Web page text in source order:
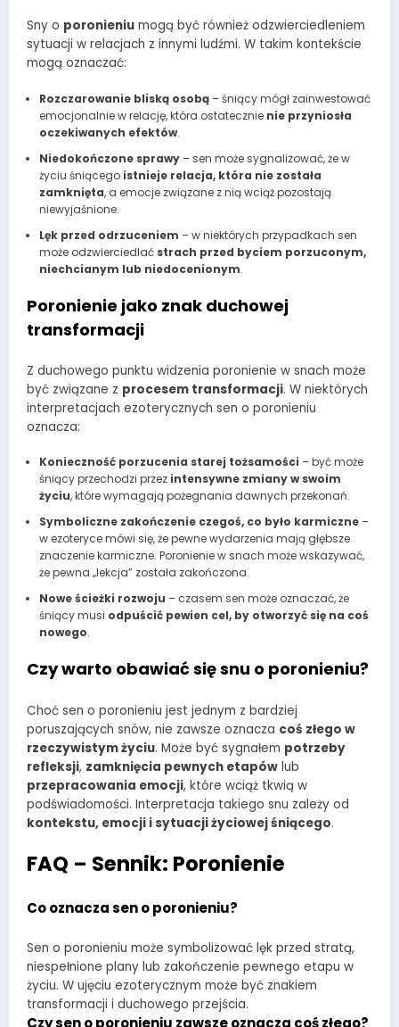
Sny o poronieniu mogą być również odzwierciedleniem
sytuacji w relacjach z innymi ludźmi. W takim kontekście
mogą oznaczać:
Rozczarowanie bliską osobą– śniący mógł zainwestować
emocjonalnie w relację, która ostatecznie nie przyniosła
oczekiwanych efektów.
Niedokończone sprawy– sen może sygnalizować, że w
życiu śniącego istnieje relacja, która nie została
zamknięta, a emocje związane z nią wciąż pozostają
niewyjaśnione.
Lęk przed odrzuceniem – w niektórych przypadkach sen
może odzwierciedlać strach przed byciem porzuconym,
niechcianym lub niedocenionym.
Poronienie jako znak duchowej
transformacji
Z duchowego punktu widzenia poronienie w snach może
być związane z procesem transformacji. W niektórych
interpretacjach ezoterycznych sen o poronieniu
oznacza:
Konieczność porzucenia starej tożsamości – być może
śniący przechodzi przez intensywne zmiany w swoim
życiu, które wymagają pożegnania dawnych przekonań.
Symboliczne zakończenie czegoś, co było karmiczne–
w ezoteryce mówi się, że pewne wydarzenia mają głębsze
znaczenie karmiczne. Poronienie w snach może wskazywać,
że pewna „lekcja” została zakończona.
Nowe ścieżki rozwoju – czasem sen może oznaczać, że
śniący musi odpuścić pewien cel, by otworzyć się na coś
nowego.
Czy warto obawiać się snu o poronieniu?
Choć sen o poronieniu jest jednym z bardziej
poruszających snów, nie zawsze oznacza coś złego w
rzeczywistym życiu. Może być sygnałem potrzeby
refleksji, zamknięcia pewnych etapów lub
przepracowania emocji, które wciąż tkwią w
podświadomości. Interpretacja takiego snu zależy od
kontekstu, emocji i sytuacji życiowej śniącego.
FAQ – Sennik: Poronienie
Co oznacza sen o poronieniu?
Sen o poronieniu może symbolizować lęk przed stratą,
niespełnione plany lub zakończenie pewnego etapu w
życiu. W ujęciu ezoterycznym może być znakiem
transformacji i duchowego przejścia.
Czy sen o poronieniu zawsze oznacza coś złego?